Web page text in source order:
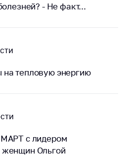
- Не факт...
тепловую энергию
МАРТ с лидером
женщин Ольгой